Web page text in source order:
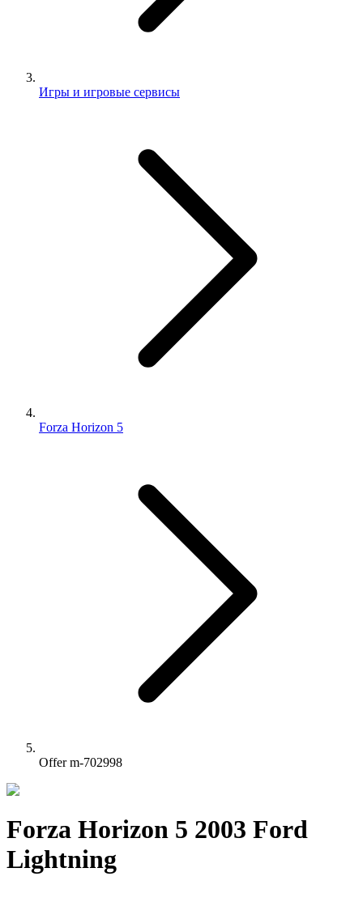
Игры и игровые сервисы
Forza Horizon 5
Offer m-702998
Forza Horizon 5 2003 Ford
Lightning